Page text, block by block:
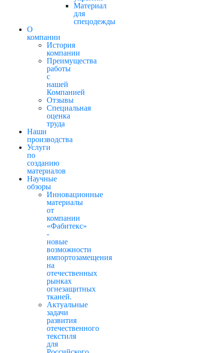
Материал
для
спецодежды
О
компании
История
компании
Преимущества
работы
с
нашей
Компанией
Отзывы
Cпециальная
оценка
труда
Наши
производства
Услуги
по
созданию
материалов
Научные
обзоры
Инновационные
материалы
от
компании
«Фабитекс»
-
новые
возможности
импортозамещения
на
отечественных
рынках
огнезащитных
тканей.
Актуальные
задачи
развития
отечественного
текстиля
для